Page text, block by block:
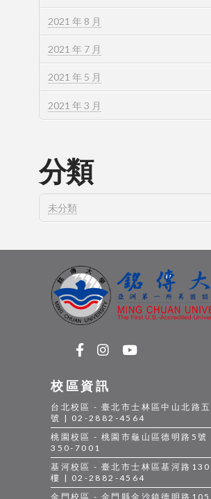
2021 年 8 月
2021 年 7 月
2021 年 5 月
2021 年 3 月
分類
未分類
校區資訊
台北校區 - 臺北市士林區中山北路
號 | 02-2882-4564
桃園校區 - 桃園市龜山區德明路5
350-7001
基河校區 - 臺北市士林區基河路
樓 | 02-2882-4564
金門校區 - 金門縣金沙鎮德明路